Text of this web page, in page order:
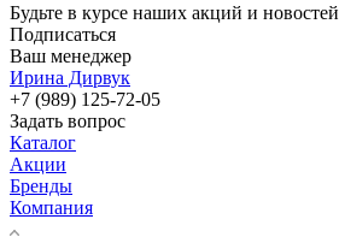
Будьте в курсе наших акций и новостей
Подписаться
Ваш менеджер
Ирина Дирвук
+7 (989) 125-72-05
Задать вопрос
Каталог
Акции
Бренды
Компания